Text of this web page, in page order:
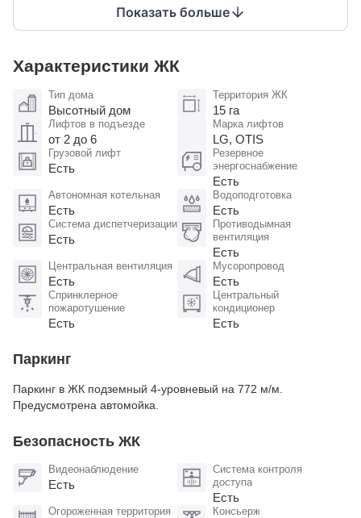
Показать больше
Характеристики ЖК
Тип дома
Высотный дом
Территория ЖК
15 га
Лифтов в подъезде
от 2 до 6
Марка лифтов
LG, OTIS
Грузовой лифт
Есть
Резервное
энергоснабжение
Есть
Автономная котельная
Есть
Водоподготовка
Есть
Система диспетчеризации
Есть
Противодымная
вентиляция
Есть
Центральная вентиляция
Есть
Мусоропровод
Есть
Спринклерное
пожаротушение
Есть
Центральный
кондиционер
Есть
Паркинг
Паркинг в ЖК подземный 4-уровневый на 772 м/м.
Предусмотрена автомойка.
Безопасность ЖК
Видеонаблюдение
Есть
Система контроля
доступа
Есть
Огороженная территория Консьерж